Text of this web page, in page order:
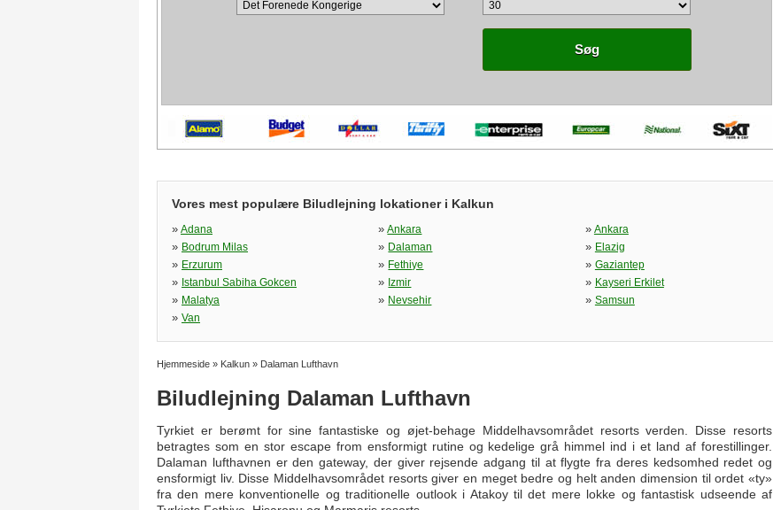
Søg
Vores mest populære Biludlejning lokationer i Kalkun
» Adana »Ankara » Ankara
» Bodrum Milas » Dalaman » Elazig
» Erzurum » Fethiye » Gaziantep
» Istanbul Sabiha Gokcen » Izmir » Kayseri Erkilet
» Malatya » Nevsehir » Samsun
» Van
Hjemmeside » Kalkun » Dalaman Lufthavn
Biludlejning Dalaman Lufthavn
Tyrkiet er berømt for sine fantastiske og øjet-behage Middelhavsområdet resorts verden. Disse resorts
betragtes som en stor escape from ensformigt rutine og kedelige grå himmel ind i et land af forestillinger.
Dalaman lufthavnen er den gateway, der giver rejsende adgang til at flygte fra deres kedsomhed redet og
ensformigt liv. Disse Middelhavsområdet resorts giver en meget bedre og helt anden dimension til ordet «ty»
fra den mere konventionelle og traditionelle outlook i Atakoy til det mere lokke og fantastisk udseende af